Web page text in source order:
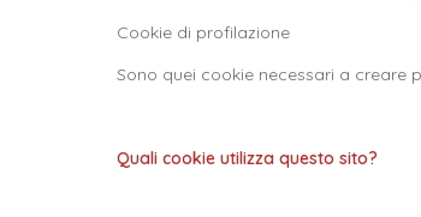
Cookie di profilazione
Sono quei cookie necessari a creare
Quali cookie utilizza questo sito?